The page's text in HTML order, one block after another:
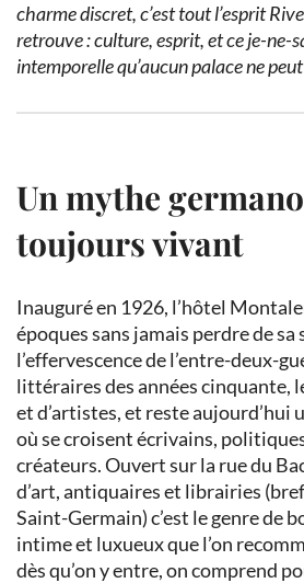
charme discret, c’est tout l’esprit
retrouve : culture, esprit, et ce je-ne-
intemporelle qu’aucun palace ne
Un mythe
toujours vivant
Inauguré en 1926, l’hôtel
époques sans jamais perdre de sa
l’effervescence de l’entre-deux-
littéraires des années cinquante,
et d’artistes, et reste aujourd’hui
où se croisent écrivains,
créateurs. Ouvert sur la rue du
d’art, antiquaires et librairies
Saint-Germain) c’est le genre de
intime et luxueux que l’on
dès qu’on y entre, on comprend